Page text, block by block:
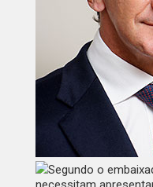
Segundo o